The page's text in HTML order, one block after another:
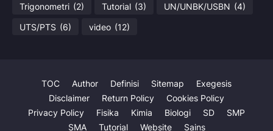
Trigonometri (2) Tutorial (3) UN/UNBK/USBN (4)
UTS/PTS (6) video (12)
TOC Author Definisi Sitemap
Exegesis
Disclaimer
Return Policy
Cookies Policy
Privacy Policy
Fisika Kimia Biologi SD
SMP
SMA
Tutorial Website Sains